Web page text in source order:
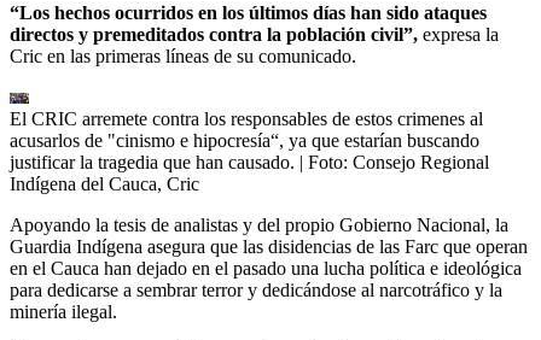
“Los hechos ocurridos en los últimos días han sido ataques
directos y premeditados contra la población civil”, expresa la
Cric en las primeras líneas de su comunicado.
El CRIC arremete contra los responsables de estos crimenes al
acusarlos de "cinismo e hipocresía“, ya que estarían buscando
justificar la tragedia que han causado. | Foto: Consejo Regional
Indígena del Cauca, Cric
Apoyando la tesis de analistas y del propio Gobierno Nacional, la
Guardia Indígena asegura que las disidencias de las Farc que operan
en el Cauca han dejado en el pasado una lucha política e ideológica
para dedicarse a sembrar terror y dedicándose al narcotráfico y la
minería ilegal.